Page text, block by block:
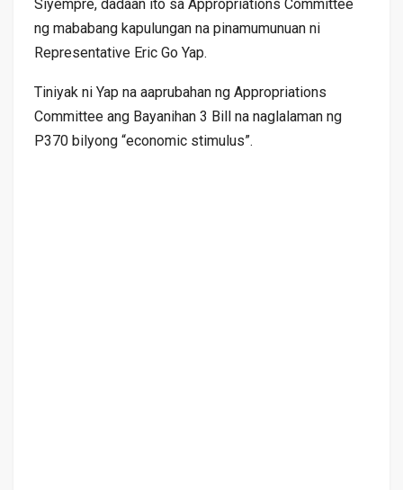
Siyempre, dadaan ito sa Appropriations Committee
ng mababang kapulungan na pinamumunuan ni
Representative Eric Go Yap.
Tiniyak ni Yap na aaprubahan ng Appropriations
Committee ang Bayanihan 3 Bill na naglalaman ng
P370 bilyong “economic stimulus”.